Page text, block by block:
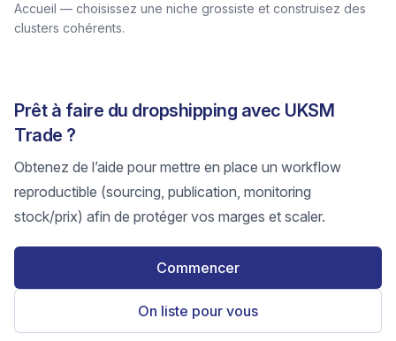
Accueil — choisissez une niche grossiste et construisez des
clusters cohérents.
Prêt à faire du dropshipping avec UKSM
Trade ?
Obtenez de l’aide pour mettre en place un workflow
reproductible (sourcing, publication, monitoring
stock/prix) afin de protéger vos marges et scaler.
Commencer
On liste pour vous